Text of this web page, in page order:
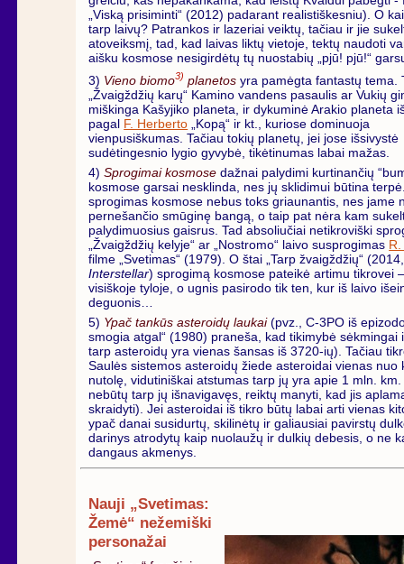
„Viską prisiminti“ (2012) padarant realistiškesniu). O
tarp laivų? Patrankos ir lazeriai veiktų, tačiau ir jie
atoveiksmį, tad, kad laivas liktų vietoje, tektų naudoti
aišku kosmose nesigirdėtų tų nuostabių „pjū! pjū!“
3) Vieno biomo3) planetos yra pamėgta fantastų tema.
„Žvaigždžių karų“ Kamino vandens pasaulis ar Vukių
miškinga Kašyjiko planeta, ir dykuminė Arakio planeta
pagal F. Herberto „Kopą“ ir kt., kuriose dominuoja
vienpusiškumas. Tačiau tokių planetų, jei jose išsivystė
sudėtingesnio lygio gyvybė, tikėtinumas labai mažas.
4)Sprogimai kosmose dažnai palydimi kurtinančių
kosmose garsai nesklinda, nes jų sklidimui būtina
sprogimas kosmose nebus toks griaunantis, nes jame
pernešančio smūginę bangą, o taip pat nėra kam
palydimuosius gaisrus. Tad absoliučiai netikroviški
„Žvaigždžių kelyje“ ar „Nostromo“ laivo susprogimas
filme „Svetimas“ (1979). O štai „Tarp žvaigždžių“ (2014,
Interstellar) sprogimą kosmose pateikė artimu tikrovei
visiškoje tyloje, o ugnis pasirodo tik ten, kur iš laivo
deguonis…
5) Ypač tankūs asteroidų laukai(pvz., C-3PO iš
smogia atgal“ (1980) praneša, kad tikimybė sėkmingai
tarp asteroidų yra vienas šansas iš 3720-ių). Tačiau
Saulės sistemos asteroidų žiede asteroidai vienas nuo
nutolę, vidutiniškai atstumas tarp jų yra apie 1 mln.
nebūtų tarp jų išnavigavęs, reiktų manyti, kad jis
skraidyti). Jei asteroidai iš tikro būtų labai arti vienas
ypač danai susidurtų, skilinėtų ir galiausiai pavirstų
darinys atrodytų kaip nuolaužų ir dulkių debesis, o ne
dangaus akmenys.
Nauji „Svetimas:
Žemė“ nežemiški
personažai